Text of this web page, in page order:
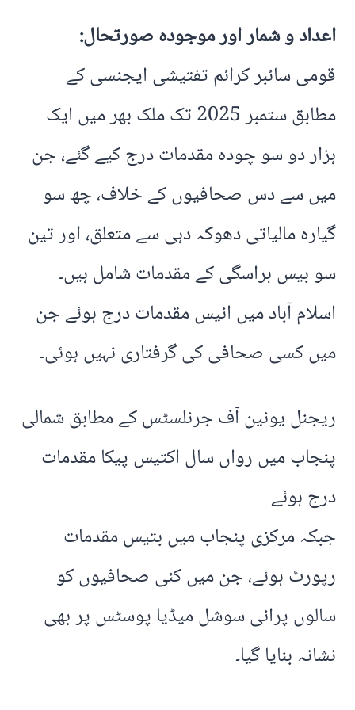
اعداد و شمار اور موجودہ صورتحال:
قومی سائبر کرائم تفتیشی ایجنسی کے
مطابق ستمبر 2025 تک ملک بھر میں ایک
ہزار دو سو چودہ مقدمات درج کیے گئے، جن
میں سے دس صحافیوں کے خلاف، چھ سو
گیارہ مالیاتی دھوکہ دہی سے متعلق، اور تین
سو بیس ہراسگی کے مقدمات شامل ہیں۔
اسلام آباد میں انیس مقدمات درج ہوئے جن
میں کسی صحافی کی گرفتاری نہیں ہوئی۔
ریجنل یونین آف جرنلسٹس کے مطابق شمالی
پنجاب میں رواں سال اکتیس پیکا مقدمات
درج ہوئے
جبکہ مرکزی پنجاب میں بتیس مقدمات
رپورٹ ہوئے، جن میں کئی صحافیوں کو
سالوں پرانی سوشل میڈیا پوسٹس پر بھی
نشانہ بنایا گیا۔